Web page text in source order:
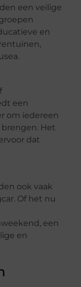
een veilige
en
een
om iedereen
Het
dat
ook vaak
Of het nu
een
en